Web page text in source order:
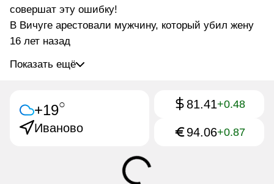
совершат эту ошибку!
В Вичуге арестовали мужчину, который убил жену
16 лет назад
Показать ещё
+19○
Иваново
81.41+0.48
94.06+0.87